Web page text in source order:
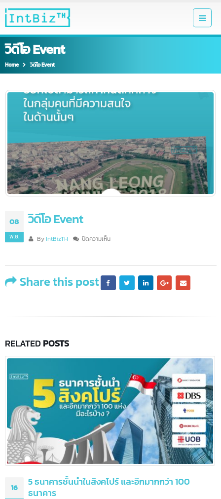
วิดีโอ Event
Home วิดีโอ Event
08
Share this post
RELATEDPOSTS